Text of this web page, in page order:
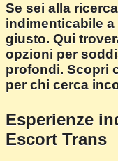
Se sei alla
indimenticabile
giusto. Qui
opzioni per
profondi. Scopri
per chi cerca
Esperienze
Escort Trans